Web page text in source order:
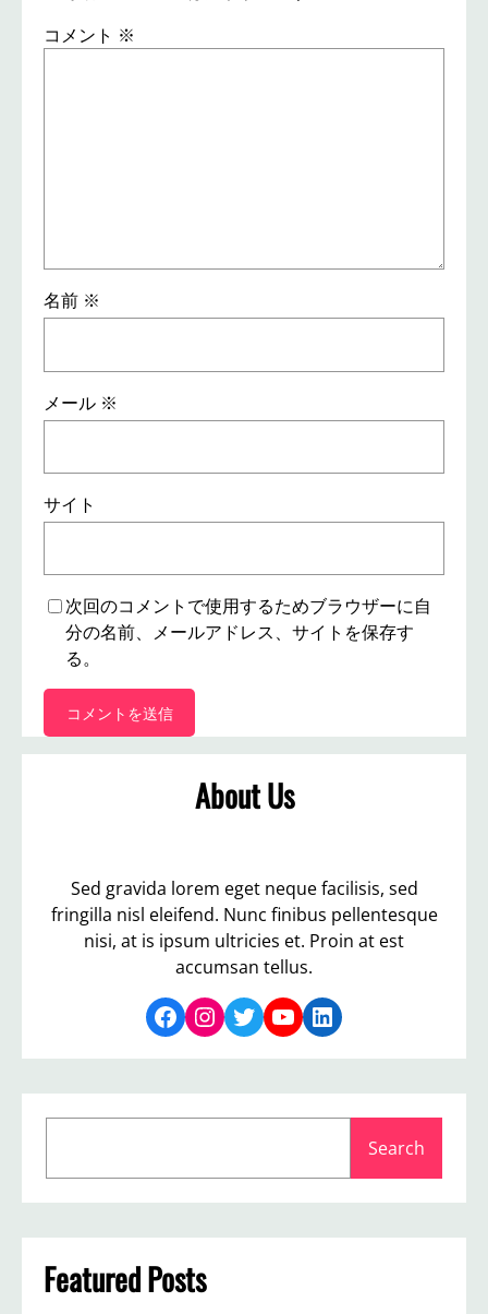
コメント ※
名前 ※
メール ※
サイト
次回のコメントで使用するためブラウザーに自
分の名前、メールアドレス、サイトを保存す
る。
About Us
Sed gravida lorem eget neque facilisis, sed
fringilla nisl eleifend. Nunc finibus pellentesque
nisi, at is ipsum ultricies et. Proin at est
accumsan tellus.
Facebook Instagram Twitter YouTube LinkedIn
a
r
c
h
Search
Featured Posts